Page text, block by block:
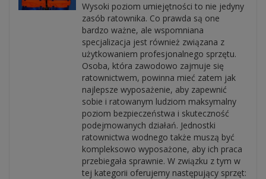
Wysoki poziom umiejętności to nie jedyny
zasób ratownika. Co prawda są one
bardzo ważne, ale wspomniana
specjalizacja jest również związana z
użytkowaniem profesjonalnego sprzętu.
Osoba, która zawodowo zajmuje się
ratownictwem, powinna mieć zatem jak
najlepsze wyposażenie, aby zapewnić
sobie i ratowanym ludziom maksymalny
poziom bezpieczeństwa i skuteczność
podejmowanych działań. Jednostki
ratownictwa wodnego także muszą być
kompleksowo wyposażone, aby ich praca
przebiegała sprawnie. W związku z tym w
tej kategorii oferujemy następujący sprzęt: